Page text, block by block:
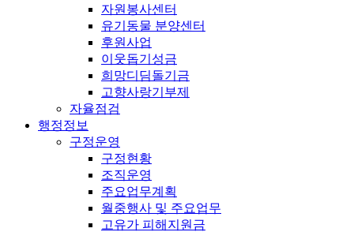
자원봉사센터
유기동물 분양센터
후원사업
이웃돕기성금
희망디딤돌기금
고향사랑기부제
자율점검
행정정보
구정운영
구정현황
조직운영
주요업무계획
월중행사 및 주요업무
고유가 피해지원금